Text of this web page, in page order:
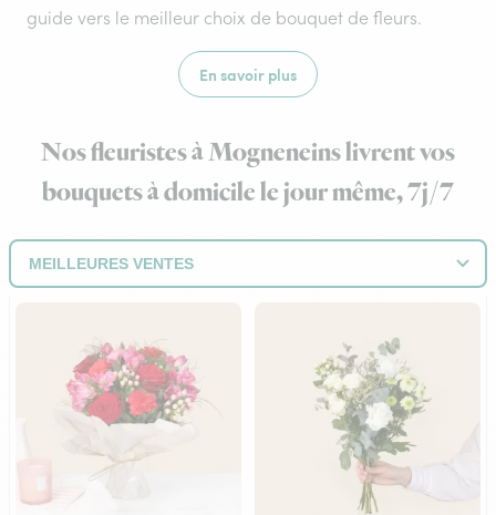
guide vers le meilleur choix de bouquet de fleurs.
En savoir plus
Nos fleuristes à Mogneneins livrent vos
bouquets à domicile le jour même, 7j/7